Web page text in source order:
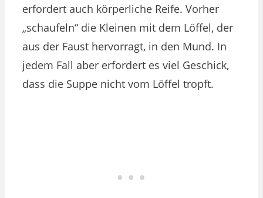
erfordert auch körperliche Reife. Vorher
„schaufeln“ die Kleinen mit dem Löffel, der
aus der Faust hervorragt, in den Mund. In
jedem Fall aber erfordert es viel Geschick,
dass die Suppe nicht vom Löffel tropft.